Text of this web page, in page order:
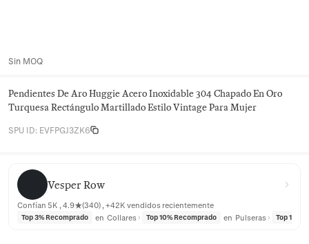
Sin MOQ
Pendientes De Aro Huggie Acero Inoxidable 304 Chapado En Oro
Turquesa Rectángulo Martillado Estilo Vintage Para Mujer
SPU ID: EVFPGJ3ZK6
Vesper Row
Vesper Row
Confían 5K , 4.9★(340) , +42K vendidos recientemente
Top 3% Recomprado en Collares Top 10% Recomprado en Pulseras Top 10%